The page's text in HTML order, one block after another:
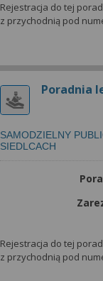
Rejestracja do tej
z przychodnią pod
Poradnia
SAMODZIELNY
SIEDLCACH
Rejestracja do tej
z przychodnią pod